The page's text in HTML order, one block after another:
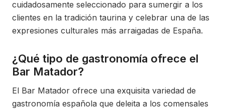
cuidadosamente seleccionado para sumergir a los
clientes en la tradición taurina y celebrar una de las
expresiones culturales más arraigadas de España.
¿Qué tipo de gastronomía ofrece el
Bar Matador?
El Bar Matador ofrece una exquisita variedad de
gastronomía española que deleita a los comensales